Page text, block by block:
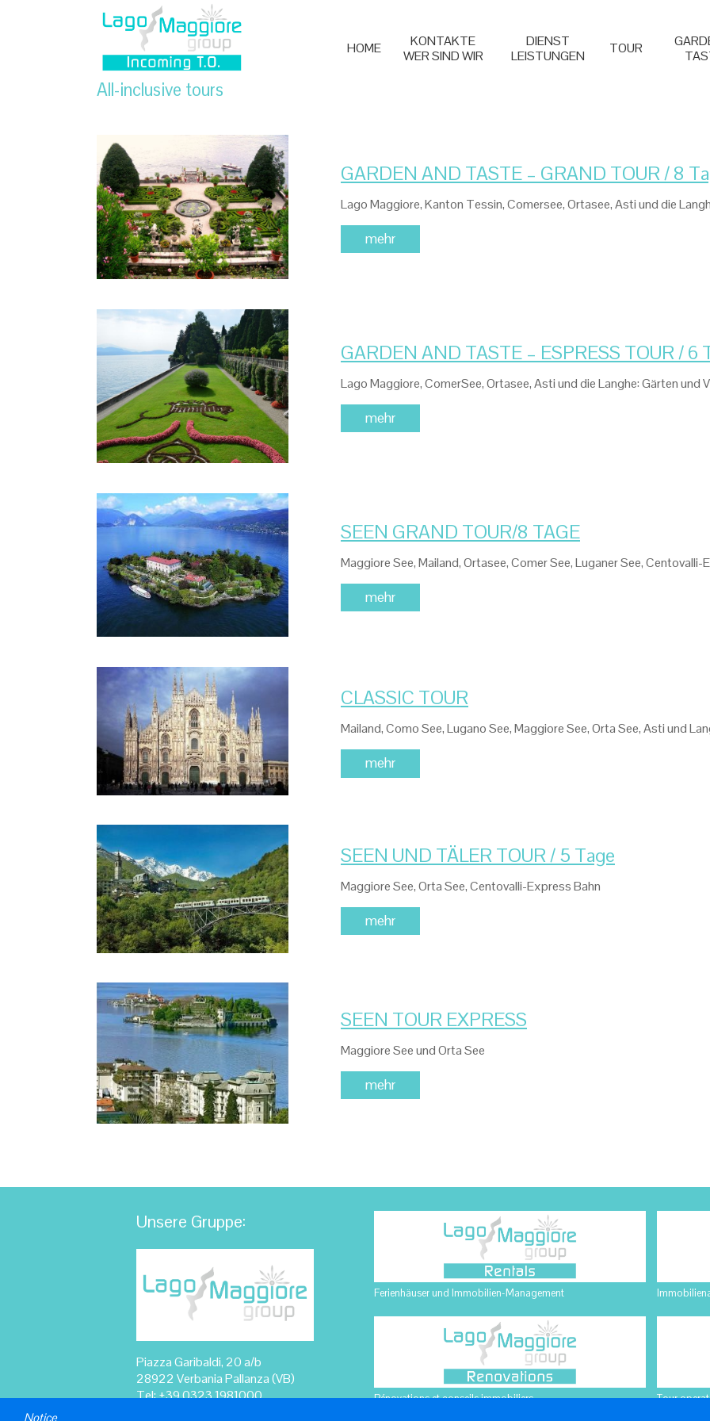
Notice
HOME
KONTAKTE
WER SIND WIR
DIENST
LEISTUNGEN
TOUR
All-inclusive tours
GARDEN AND TASTE – GRAND TOUR / 8
Lago Maggiore, Kanton Tessin, Comersee, Ortasee, Asti und die
mehr
GARDEN AND TASTE – ESPRESS TOUR / 6
Lago Maggiore, ComerSee, Ortasee, Asti und die Langhe: Gärten und
mehr
SEEN GRAND TOUR/8 TAGE
Maggiore See, Mailand, Ortasee, Comer See, Luganer See, Centovalli-
mehr
CLASSIC TOUR
Mailand, Como See, Lugano See, Maggiore See, Orta See, Asti und
mehr
SEEN UND TÄLER TOUR / 5 Tage
Maggiore See, Orta See, Centovalli-Express Bahn
mehr
SEEN TOUR EXPRESS
Maggiore See und Orta See
mehr
Unsere Gruppe:
Piazza Garibaldi, 20 a/b
28922 Verbania Pallanza (VB)
Tel: +39 0323 1981000
Ferienhäuser und Immobilien-Management
Rénovations et conseils immobiliers Tour